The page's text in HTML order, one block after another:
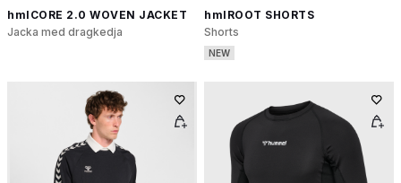
hmlCORE 2.0 WOVEN JACKET
Jacka med dragkedja
hmlROOT SHORTS
Shorts
NEW